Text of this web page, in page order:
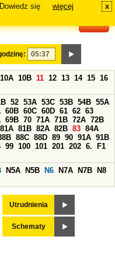
się
więcej x
10A 10B 11 12 13 14 15 16
52 53A 53C 53B 54B 55A
60B 60C 60D 61 62 63
69B 70 71A 71B 72A 72B
81A 81B 82A 82B 83 84A
88C 88D 89 90 91A 91B
99 100 101 201 202 6.
F1
N5A N5B N6 N7A N7B
N8
Utrudnienia
Schematy